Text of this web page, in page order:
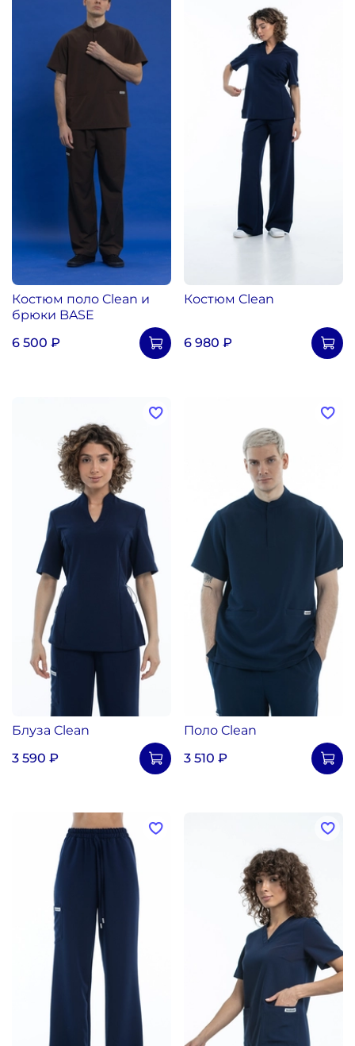
Костюм поло Clean и
брюки BASE
6 500 ₽
Костюм Clean
6 980 ₽
Блуза Clean
3 590 ₽
Поло Clean
3 510 ₽